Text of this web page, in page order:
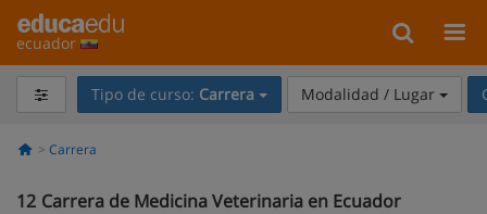
ecuador
Tipo de curso: Carrera Modalidad / Lugar
Carrera
12 Carrera de Medicina Veterinaria en Ecuador